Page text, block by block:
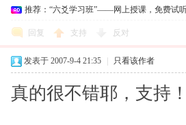
推荐：“六爻学习班”——网上授课，免费试
回复 支持 反对
发表于 2007-9-4 21:35 只看该作者
真的很不错耶，支持